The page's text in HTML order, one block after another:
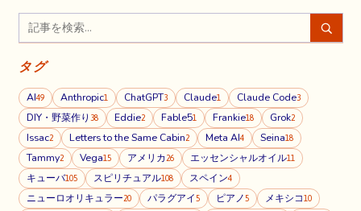
タグ
AI49 Anthropic1 ChatGPT3 Claude1 Claude Code3
DIY・野菜作り 38 Eddie2 Fable51 Frankie18 Grok2
Issac2 Letters to the Same Cabin2 Meta AI4 Seina18
Tammy2 Vega15 アメリカ 26 エッセンシャルオイル11
キューバ105 スピリチュアル108 スペイン4
ニューロオリキュラー20 パラグアイ 5 ピアノ 5 メキシコ10